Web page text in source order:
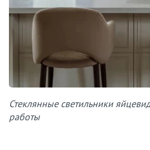
Стеклянные светильники
работы